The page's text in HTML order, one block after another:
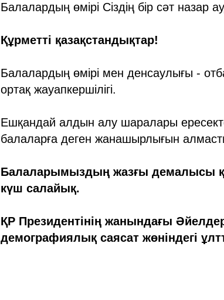
Балалардың өмірі Сіздің бір сәт
Құрметті қазақстандықтар!
Балалардың өмірі мен денсаулығы -
ортақ жауапкершілігі.
Ешқандай алдын алу шаралары
балаларға деген жанашырлығын
Балаларымыздың жазғы демалысы
күш салайық.
ҚР Президентінің жанындағы
демографиялық саясат жөніндегі